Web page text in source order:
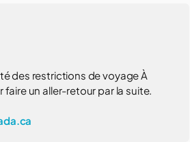
des restrictions de voyage À
un aller-retour par la suite.